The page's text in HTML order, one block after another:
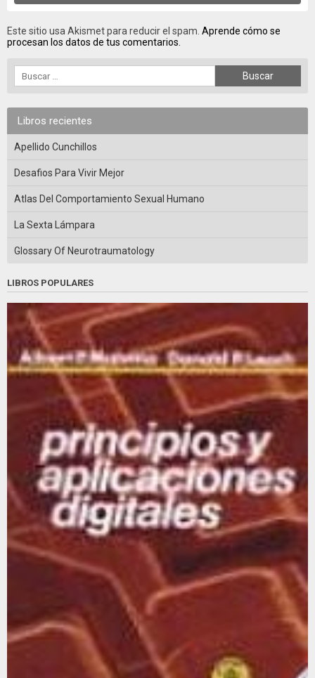
Este sitio usa Akismet para reducir el spam. Aprende cómo se
procesan los datos de tus comentarios.
Libros recientes
Apellido Cunchillos
Desafios Para Vivir Mejor
Atlas Del Comportamiento Sexual Humano
La Sexta Lámpara
Glossary Of Neurotraumatology
LIBROS POPULARES